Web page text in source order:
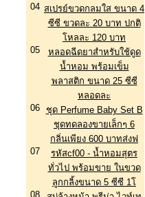
04 สเปรย์ขวดกลมใส ขนาด 4
ซีซี ขวดละ 20 บาท ปกติ
โหลละ 120 บาท
05
หลอดฉีดยาสำหรับใช้ดูด
น้ำหอม พร้อมเข็ม
พลาสติก ขนาด 25 ซีซี
หลอดละ
06 ชุด Perfume Baby Set B
ชุดทดลองขายเล็กๆ 6
กลิ่นเพียง 600 บาทส่งฟ
07
รหัสcf00 - น้ำหอมสุตร
ทั่วไป พร้อมขาย ในขวด
ลูกกลิ้งขนาด 5 ซีซี 1โ
08